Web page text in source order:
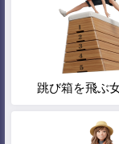
跳び箱を飛ぶ